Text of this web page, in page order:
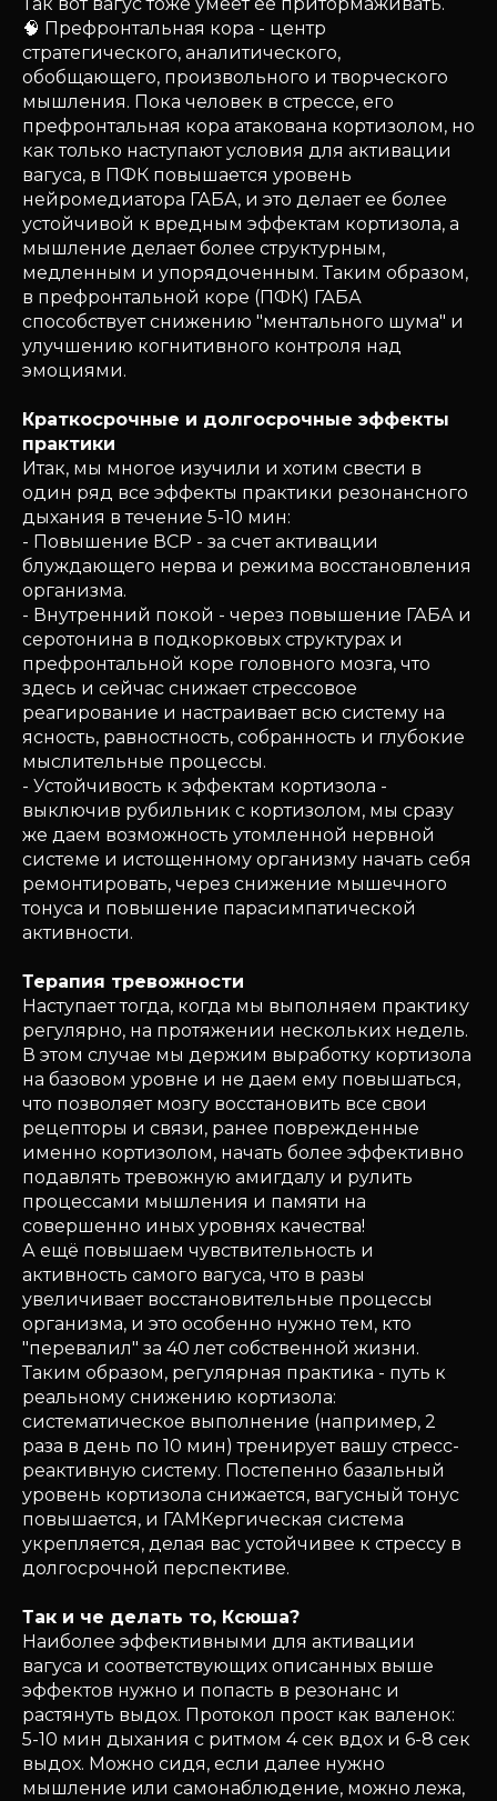
🧠 Префронтальная кора - центр
стратегического, аналитического,
обобщающего, произвольного и творческого
мышления. Пока человек в стрессе, его
префронтальная кора атакована кортизолом, но
как только наступают условия для активации
вагуса, в ПФК повышается уровень
нейромедиатора ГАБА, и это делает ее более
устойчивой к вредным эффектам кортизола, а
мышление делает более структурным,
медленным и упорядоченным. Таким образом,
в префронтальной коре (ПФК) ГАБА
способствует снижению "ментального шума" и
улучшению когнитивного контроля над
эмоциями.
Краткосрочные и долгосрочные эффекты
практики
Итак, мы многое изучили и хотим свести в
один ряд все эффекты практики резонансного
дыхания в течение 5-10 мин:
- Повышение ВСР - за счет активации
блуждающего нерва и режима восстановления
организма.
- Внутренний покой - через повышение ГАБА и
серотонина в подкорковых структурах и
префронтальной коре головного мозга, что
здесь и сейчас снижает стрессовое
реагирование и настраивает всю систему на
ясность, равностность, собранность и глубокие
мыслительные процессы.
- Устойчивость к эффектам кортизола -
выключив рубильник с кортизолом, мы сразу
же даем возможность утомленной нервной
системе и истощенному организму начать себя
ремонтировать, через снижение мышечного
тонуса и повышение парасимпатической
активности.
Терапия тревожности
Наступает тогда, когда мы выполняем практику
регулярно, на протяжении нескольких недель.
В этом случае мы держим выработку кортизола
на базовом уровне и не даем ему повышаться,
что позволяет мозгу восстановить все свои
рецепторы и связи, ранее поврежденные
именно кортизолом, начать более эффективно
подавлять тревожную амигдалу и рулить
процессами мышления и памяти на
совершенно иных уровнях качества!
А ещё повышаем чувствительность и
активность самого вагуса, что в разы
увеличивает восстановительные процессы
организма, и это особенно нужно тем, кто
"перевалил" за 40 лет собственной жизни.
Таким образом, регулярная практика - путь к
реальному снижению кортизола:
систематическое выполнение (например, 2
раза в день по 10 мин) тренирует вашу стресс-
реактивную систему. Постепенно базальный
уровень кортизола снижается, вагусный тонус
повышается, и ГАМКергическая система
укрепляется, делая вас устойчивее к стрессу в
долгосрочной перспективе.
Так и че делать то, Ксюша?
Наиболее эффективными для активации
вагуса и соответствующих описанных выше
эффектов нужно и попасть в резонанс и
растянуть выдох. Протокол прост как валенок:
5-10 мин дыхания с ритмом 4 сек вдох и 6-8 сек
выдох. Можно сидя, если далее нужно
мышление или самонаблюдение, можно лежа,